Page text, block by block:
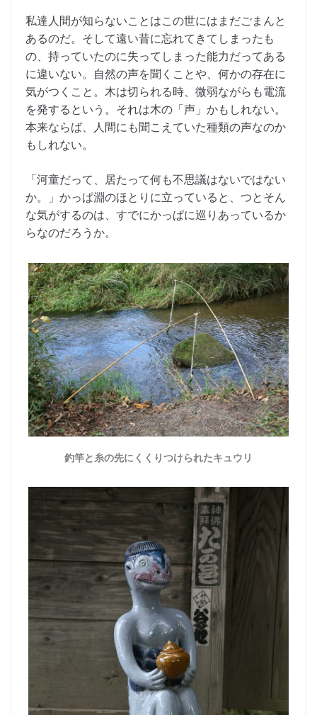
私達人間が知らないことはこの世にはまだごまんと
あるのだ。そして遠い昔に忘れてきてしまったも
の、持っていたのに失ってしまった能力だってある
に違いない。自然の声を聞くことや、何かの存在に
気がつくこと。木は切られる時、微弱ながらも電流
を発するという。それは木の「声」かもしれない。
本来ならば、人間にも聞こえていた種類の声なのか
もしれない。
「河童だって、居たって何も不思議はないではない
か。」かっぱ淵のほとりに立っていると、つとそん
な気がするのは、すでにかっぱに巡りあっているか
らなのだろうか。
釣竿と糸の先にくくりつけられたキュウリ